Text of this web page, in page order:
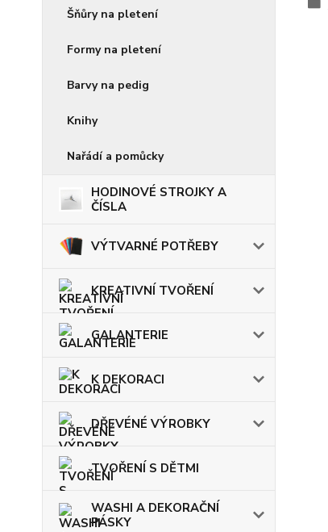
Šňůry na pletení
Formy na pletení
Barvy na pedig
Knihy
Nařádí a pomůcky
HODINOVÉ STROJKY A
ČÍSLA
VÝTVARNÉ POTŘEBY
KREATIVNÍ TVOŘENÍ
GALANTERIE
K DEKORACI
DŘEVÉNÉ VÝROBKY
TVOŘENÍ S DĚTMI
WASHI A DEKORAČNÍ
PÁSKY